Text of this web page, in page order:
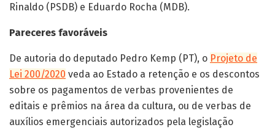
Rinaldo (PSDB) e Eduardo Rocha (MDB).
Pareceres favoráveis
De autoria do deputado Pedro Kemp (PT), o Projeto de
Lei 200/2020 veda ao Estado a retenção e os descontos
sobre os pagamentos de verbas provenientes de
editais e prêmios na área da cultura, ou de verbas de
auxílios emergenciais autorizados pela legislação